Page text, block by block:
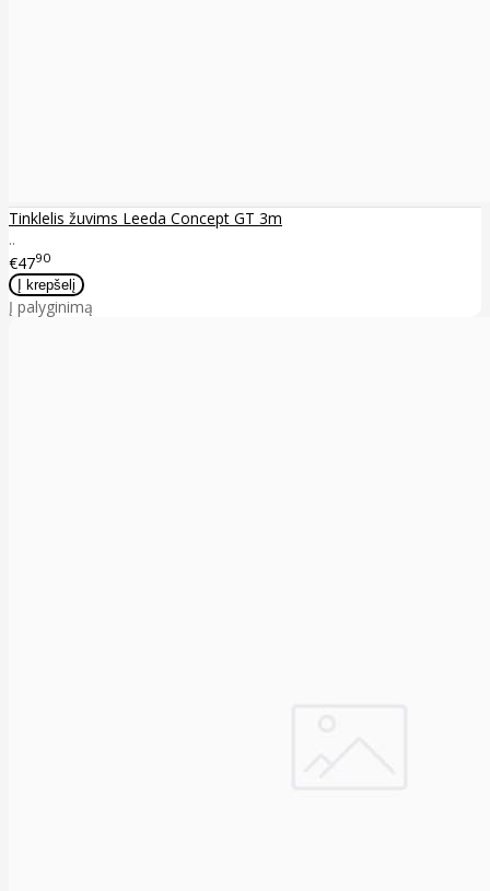
Tinklelis žuvims Leeda Concept GT 3m
..
€4790
Į palyginimą